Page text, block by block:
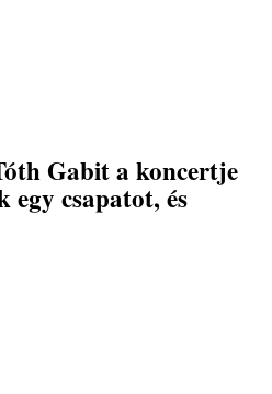
Gabit a koncertje
egy csapatot, és